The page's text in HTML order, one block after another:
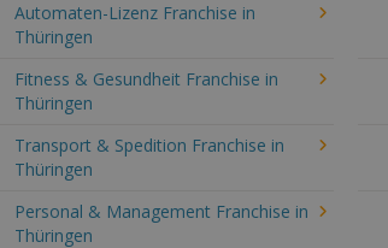
Automaten-Lizenz Franchise in
Thüringen
Fitness & Gesundheit Franchise in
Thüringen
Transport & Spedition Franchise in
Thüringen
Personal & Management Franchise in
Thüringen